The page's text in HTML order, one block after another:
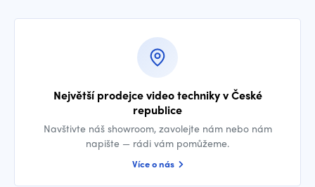
Největší prodejce video techniky v České
republice
Navštivte náš showroom, zavolejte nám nebo nám
napište — rádi vám pomůžeme.
Více o nás